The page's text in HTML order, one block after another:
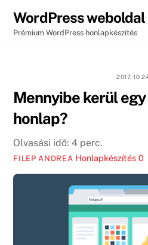
content
WordPress
Prémium WordPress honlapkészítés
2017. 10
Mennyibe kerül
honlap?
Olvasási idő:4 perc.
FILEP ANDREA Honlapkészítés 0